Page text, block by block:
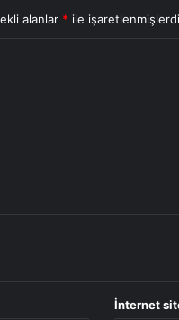
alanlar * ile
İnternet